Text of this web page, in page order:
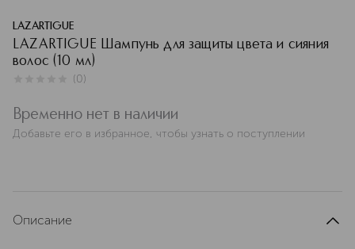
LAZARTIGUE
LAZARTIGUE Шампунь для защиты цвета и сияния
волос (10 мл)
(0)
Временно нет в наличии
Добавьте его в избранное, чтобы узнать о поступлении
Описание